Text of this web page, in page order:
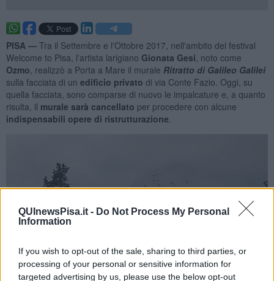
QUInewsPisa.it - Do Not Process My Personal
Information
If you wish to opt-out of the sale, sharing to third parties, or
processing of your personal or sensitive information for
targeted advertising by us, please use the below opt-out
PISA — Tra il Settembre e l'Ottobre 2017, nell'ambito del festival
Welcome to Pisa, l'artista larigiano Gionata Gesi , noto come
Ozmo , realizzò a Porta a Mare il murale Ritratto di Galileo Galilei
sulla facciata di un edificio privato di via Conte Fazio. Oggi, su
quella facciata, sono comparse di nuovo le impalcature e, a quanto
risulta, il murale sarà cancellato per procedere con alcune
indispensabili opere di ristrutturazione